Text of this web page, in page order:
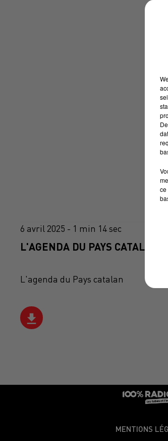
6 avril 2025 - 1 min 14 sec
L'AGENDA DU PAYS
L'agenda du Pays catalan
MENTIONS
ce